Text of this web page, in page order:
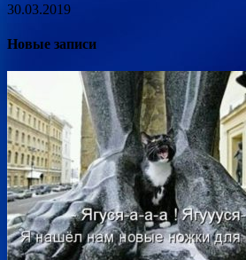
30.03.2019
Новые записи